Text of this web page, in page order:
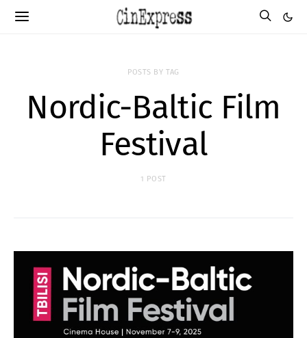
POSTS BY TAG
Nordic-Baltic Film
Festival
1 POST